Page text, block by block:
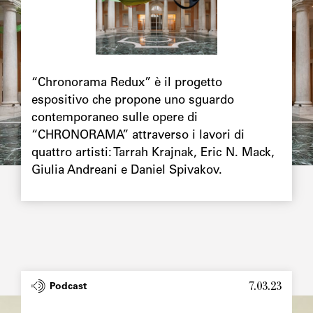
“Chronorama Redux” è il progetto
espositivo che propone uno sguardo
contemporaneo sulle opere di
“CHRONORAMA” attraverso i lavori di
quattro artisti: Tarrah Krajnak, Eric N. Mack,
Giulia Andreani e Daniel Spivakov.
TypePodcast 7.03.23